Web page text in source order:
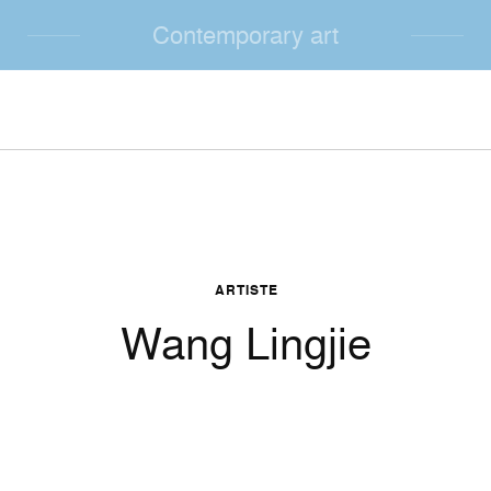
Contemporary art
ARTISTE
Wang Lingjie